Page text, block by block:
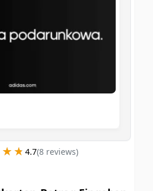
4.7(8reviews)